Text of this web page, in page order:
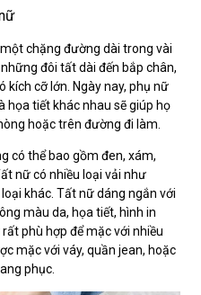
chặng đường dài trong vài
đôi tất dài đến bắp chân,
cỡ lớn. Ngày nay, phụ nữ
họa tiết khác nhau sẽ giúp họ
hoặc trên đường đi làm.
có thể bao gồm đen, xám,
nữ có nhiều loại vải như
khác. Tất nữ dáng ngắn với
màu da, họa tiết, hình in
phù hợp để mặc với nhiều
mặc với váy, quần jean, hoặc
phục.